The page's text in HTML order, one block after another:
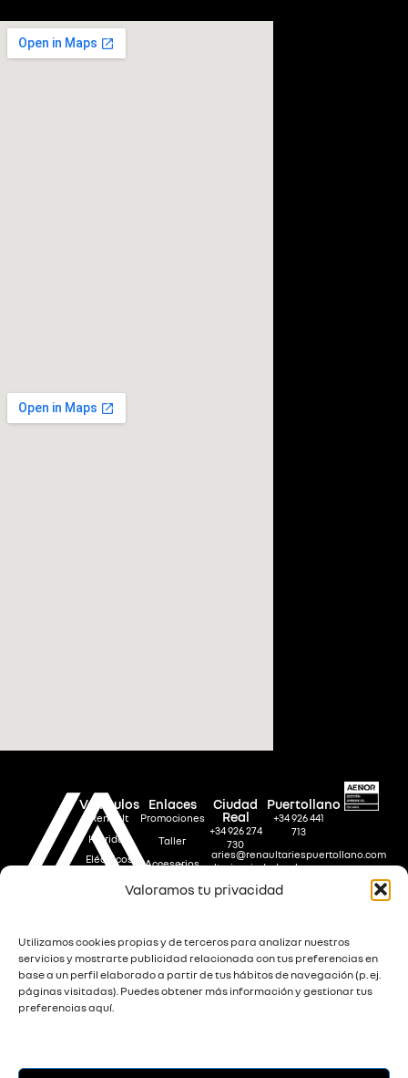
Valoramos tu privacidad
Utilizamos cookies propias y de terceros para analizar nuestros
servicios y mostrarte publicidad relacionada con tus preferencias en
base a un perfil elaborado a partir de tus hábitos de navegación (p. ej.
páginas visitadas). Puedes obtener más información y gestionar tus
preferencias aquí.
Vehículos
Renault
Híbridos
Eléctricos
Ocasión
Enlaces
Promociones
Taller
Accesorios
Contacto
Ciudad
Real
+34 926 274
730
aries@renaultariesciudadreal.com
Ctra. Carrión
Política
Ambiental
Logros
Ambientales
Puertollano
+34 926 441
713
aries@renaultariespuertollano.com
Argamasilla,
Ciudad Real
Ambiental
Puertollano